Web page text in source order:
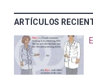
ARTÍCULOS